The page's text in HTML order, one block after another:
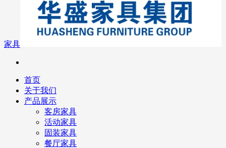
家具
首页
关于我们
产品展示
客房家具
活动家具
固装家具
餐厅家具